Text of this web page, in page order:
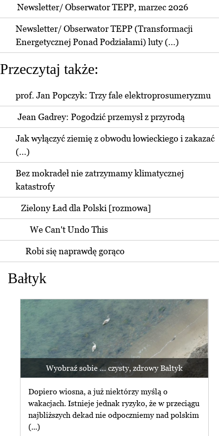
Newsletter/ Obserwator TEPP, marzec 2026
Newsletter/ Obserwator TEPP (Transformacji
Energetycznej Ponad Podziałami) luty (...)
Przeczytaj także:
prof. Jan Popczyk: Trzy fale elektroprosumeryzmu
Jean Gadrey: Pogodzić przemysł z przyrodą
Jak wyłączyć ziemię z obwodu łowieckiego i zakazać
(...)
Bez mokradeł nie zatrzymamy klimatycznej
katastrofy
Zielony Ład dla Polski [rozmowa]
We Can't Undo This
Robi się naprawdę gorąco
Bałtyk
Wyobraź sobie … czysty, zdrowy Bałtyk
Dopiero wiosna, a już niektórzy myślą o
wakacjach. Istnieje jednak ryzyko, że w przeciągu
najbliższych dekad nie odpoczniemy nad polskim
(...)